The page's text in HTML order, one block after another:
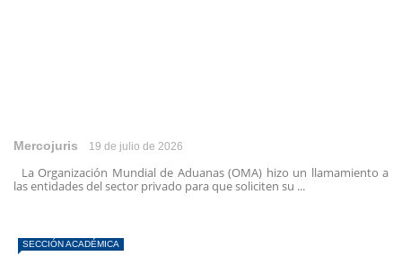
Mercojuris 19 de julio de 2026
La Organización Mundial de Aduanas (OMA) hizo un llamamiento a
las entidades del sector privado para que soliciten su ...
SECCIÓN ACADÉMICA